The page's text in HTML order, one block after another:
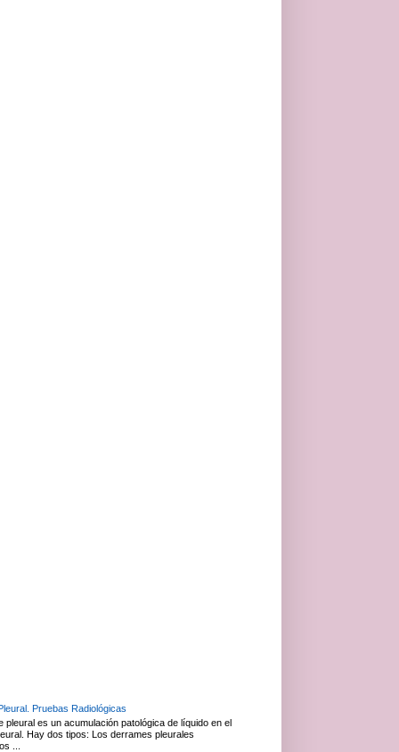
Pruebas Radiológicas
pleural es un acumulación patológica de líquido en el
Hay dos tipos: Los derrames pleurales
...